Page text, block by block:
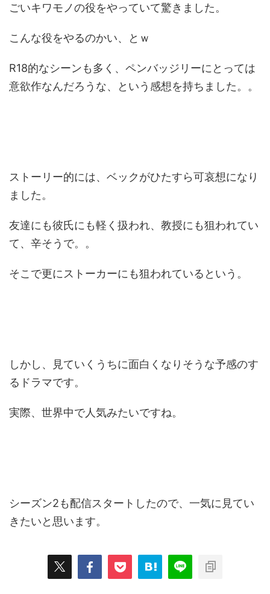
ごいキワモノの役をやっていて驚きました。
こんな役をやるのかい、とｗ
R18的なシーンも多く、ペンバッジリーにとっては
意欲作なんだろうな、という感想を持ちました。。
ストーリー的には、ベックがひたすら可哀想になり
ました。
友達にも彼氏にも軽く扱われ、教授にも狙われてい
て、辛そうで。。
そこで更にストーカーにも狙われているという。
しかし、見ていくうちに面白くなりそうな予感のす
るドラマです。
実際、世界中で人気みたいですね。
シーズン2も配信スタートしたので、一気に見てい
きたいと思います。